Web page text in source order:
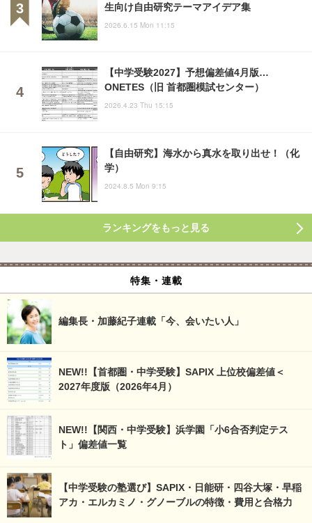
生向け自由研究テーマアイデア集
2026.6.15 Mon 11:15
【中学受験2027】予想偏差値4月版…
ONETES（旧 首都圏模試センター）
2026.4.23 Thu 15:15
【自由研究】海水から真水を取り出せ！（化
学）
2024.8.5 Mon 9:15
ランキングをもっと見る
特集・連載
編集長・加藤紀子連載「今、会いたい人」
NEW!!【首都圏・中学受験】SAPIX 上位校偏差値＜
2027年度版（2026年4月）
NEW!!【関西・中学受験】浜学園「小6合否判定テス
ト」偏差値一覧
【中学受験の塾選び】SAPIX・日能研・四谷大塚・早稲
アカ・エルカミノ・グノーブルの特徴・費用と合格力